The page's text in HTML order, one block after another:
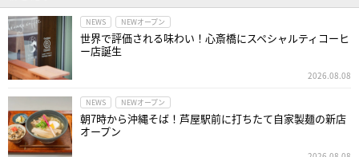
NEWS NEWオープン
世界で評価される味わい！心斎橋にスペシャルティコーヒ
ー店誕生
2026.08.08
NEWS NEWオープン
朝7時から沖縄そば！芦屋駅前に打ちたて自家製麺の新店
オープン